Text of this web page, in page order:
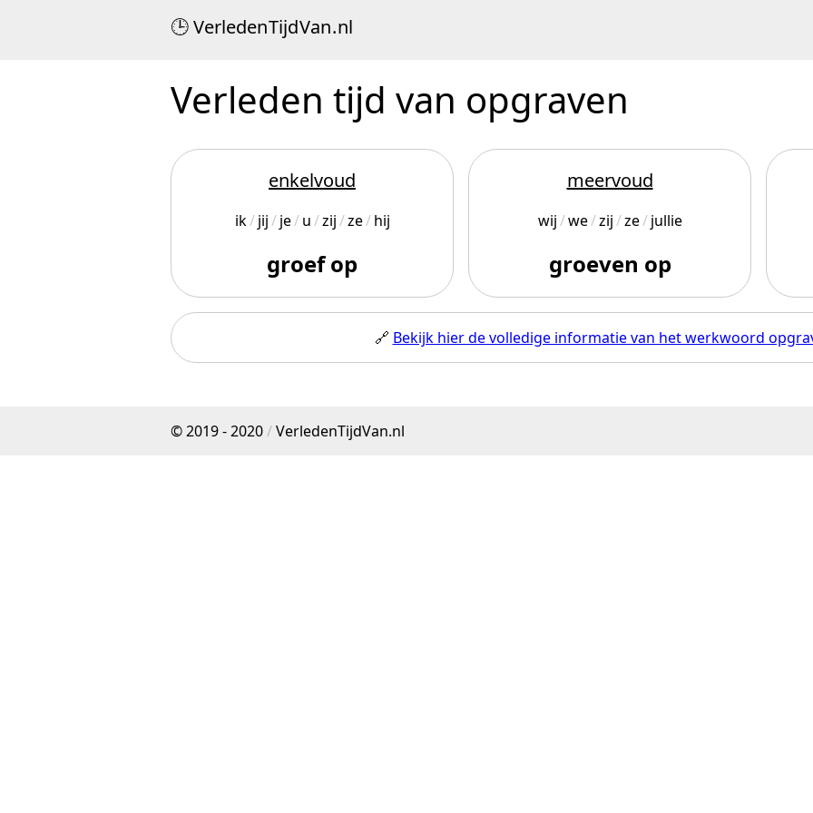
VerledenTijdVan.nl
Verleden tijd van opgraven
enkelvoud
ik jij je u zij ze hij
groef op
meervoud
wij we zij ze jullie
groeven op
🔗 Bekijk hier de volledige informatie van het werkwoord
© 2019 - 2020/VerledenTijdVan.nl